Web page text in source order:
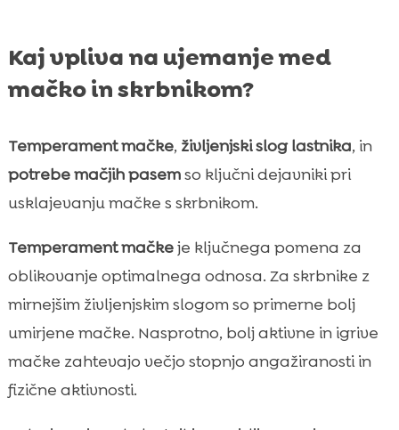
Kaj vpliva na ujemanje med
mačko in skrbnikom?
Temperament mačke, življenjski slog lastnika, in
potrebe mačjih pasemso ključni dejavniki pri
usklajevanju mačke s skrbnikom.
Temperament mačkeje ključnega pomena za
oblikovanje optimalnega odnosa. Za skrbnike z
mirnejšim življenjskim slogom so primerne bolj
umirjene mačke. Nasprotno, bolj aktivne in igrive
mačke zahtevajo večjo stopnjo angažiranosti in
fizične aktivnosti.